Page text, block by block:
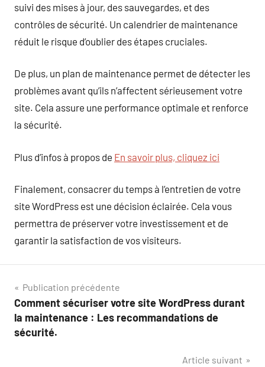
suivi des mises à jour, des sauvegardes, et des
contrôles de sécurité. Un calendrier de maintenance
réduit le risque d’oublier des étapes cruciales.
De plus, un plan de maintenance permet de détecter les
problèmes avant qu’ils n’affectent sérieusement votre
site. Cela assure une performance optimale et renforce
la sécurité.
Plus d’infos à propos de En savoir plus, cliquez ici
Finalement, consacrer du temps à l’entretien de votre
site WordPress est une décision éclairée. Cela vous
permettra de préserver votre investissement et de
garantir la satisfaction de vos visiteurs.
Navigation
de
l’article
Publication précédente
Comment sécuriser votre site WordPress durant
la maintenance : Les recommandations de
sécurité.
Article suivant